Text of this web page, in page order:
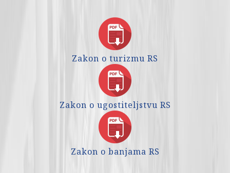
Zakon o turizmu RS
Zakon o ugostiteljstvu RS
Zakon o banjama RS